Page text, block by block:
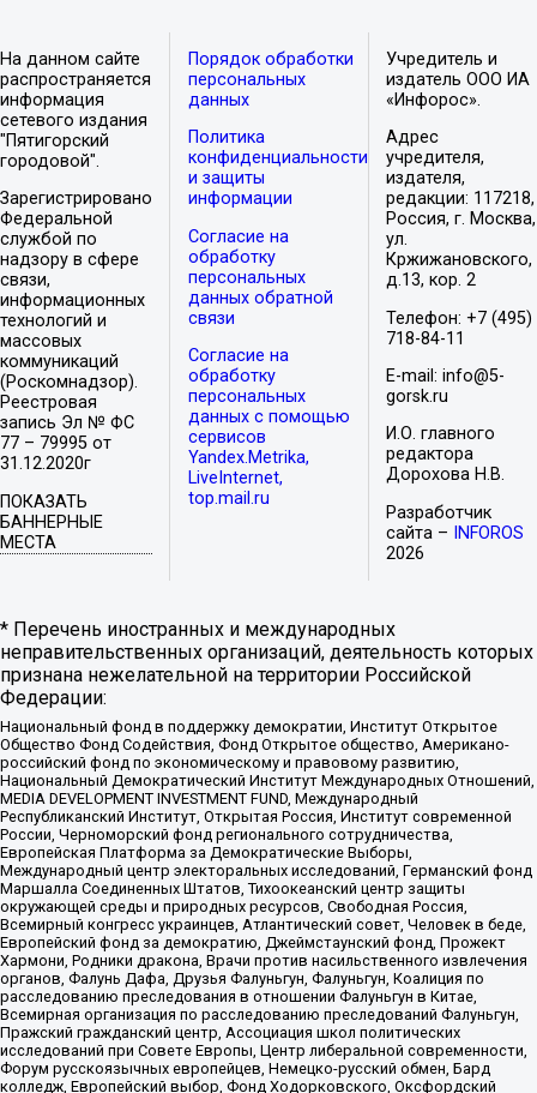
На данном сайте
распространяется
информация
сетевого издания
"Пятигорский
городовой".
Зарегистрировано
Федеральной
службой по
надзору в сфере
связи,
информационных
технологий и
массовых
коммуникаций
(Роскомнадзор).
Реестровая
запись Эл № ФС
77 – 79995 от
31.12.2020г
ПОКАЗАТЬ
БАННЕРНЫЕ
МЕСТА
Порядок обработки
персональных
данных
Политика
конфиденциальности
и защиты
информации
Согласие на
обработку
персональных
данных обратной
связи
Согласие на
обработку
персональных
данных с помощью
сервисов
Yandex.Metrika,
LiveInternet,
top.mail.ru
Учредитель и
издатель ООО ИА
«Инфорос».
Адрес
учредителя,
издателя,
редакции: 117218,
Россия, г. Москва,
ул.
Кржижановского,
д.13, кор. 2
Телефон: +7 (495)
718-84-11
E-mail: info@5-
gorsk.ru
И.О. главного
редактора
Дорохова Н.В.
Разработчик
сайта –
INFOROS
2026
* Перечень иностранных и международных
неправительственных организаций, деятельность которых
признана нежелательной на территории Российской
Федерации:
Национальный фонд в поддержку демократии, Институт Открытое
Общество Фонд Содействия, Фонд Открытое общество, Американо-
российский фонд по экономическому и правовому развитию,
Национальный Демократический Институт Международных Отношений,
MEDIA DEVELOPMENT INVESTMENT FUND, Международный
Республиканский Институт, Открытая Россия, Институт современной
России, Черноморский фонд регионального сотрудничества,
Европейская Платформа за Демократические Выборы,
Международный центр электоральных исследований, Германский фонд
Маршалла Соединенных Штатов, Тихоокеанский центр защиты
окружающей среды и природных ресурсов, Свободная Россия,
Всемирный конгресс украинцев, Атлантический совет, Человек в беде,
Европейский фонд за демократию, Джеймстаунский фонд, Прожект
Хармони, Родники дракона, Врачи против насильственного извлечения
органов, Фалунь Дафа, Друзья Фалуньгун, Фалуньгун, Коалиция по
расследованию преследования в отношении Фалуньгун в Китае,
Всемирная организация по расследованию преследований Фалуньгун,
Пражский гражданский центр, Ассоциация школ политических
исследований при Совете Европы, Центр либеральной современности,
Форум русскоязычных европейцев, Немецко-русский обмен, Бард
колледж, Европейский выбор, Фонд Ходорковского, Оксфордский